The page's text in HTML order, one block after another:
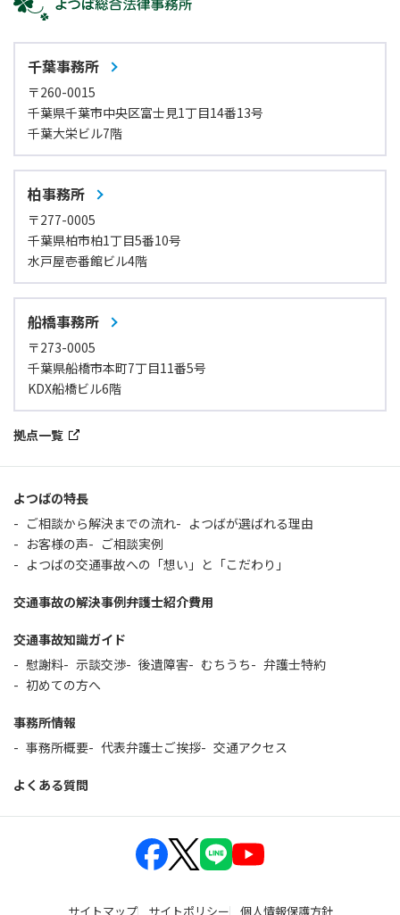
千葉事務所
〒260-0015
千葉県千葉市中央区富士見1丁目14番13号
千葉大栄ビル7階
柏事務所
〒277-0005
千葉県柏市柏1丁目5番10号
水戸屋壱番館ビル4階
船橋事務所
〒273-0005
千葉県船橋市本町7丁目11番5号
KDX船橋ビル6階
拠点一覧
よつばの特長
ご相談から解決までの流れ
よつばが選ばれる理由
お客様の声
ご相談実例
よつばの交通事故への「想い」と「こだわり」
交通事故の解決事例弁護士紹介費用
交通事故知識ガイド
慰謝料
示談交渉 後遺障害 むちうち
弁護士特約
初めての方へ
事務所情報
事務所概要
代表弁護士ご挨拶 交通アクセス
よくある質問
サイトマップ サイトポリシー 個人情報保護方針